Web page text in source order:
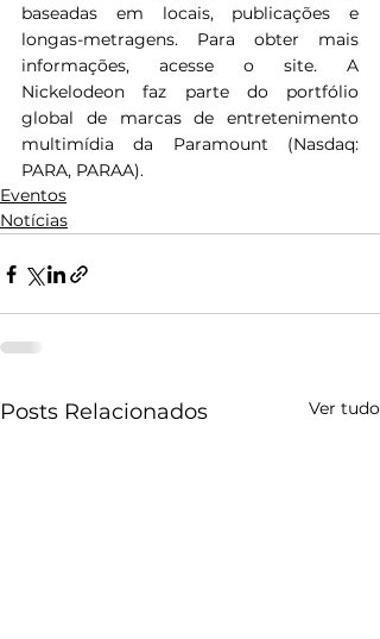
baseadas em locais, publicações e
longas-metragens. Para obter mais
informações, acesse o site. A
Nickelodeon faz parte do portfólio
global de marcas de entretenimento
multimídia da Paramount (Nasdaq:
PARA, PARAA).
Eventos
Notícias
Posts Relacionados Ver tudo